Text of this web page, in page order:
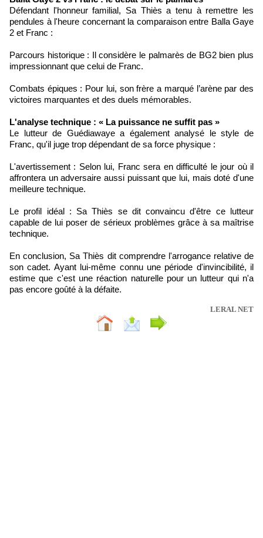
Défendant l'honneur familial, Sa Thiès a tenu à remettre les
pendules à l'heure concernant la comparaison entre Balla Gaye
2 et Franc :
Parcours historique : Il considère le palmarès de BG2 bien plus
impressionnant que celui de Franc.
Combats épiques : Pour lui, son frère a marqué l’arène par des
victoires marquantes et des duels mémorables.
L'analyse technique : « La puissance ne suffit pas »
Le lutteur de Guédiawaye a également analysé le style de
Franc, qu'il juge trop dépendant de sa force physique :
L'avertissement : Selon lui, Franc sera en difficulté le jour où il
affrontera un adversaire aussi puissant que lui, mais doté d'une
meilleure technique.
Le profil idéal : Sa Thiès se dit convaincu d'être ce lutteur
capable de lui poser de sérieux problèmes grâce à sa maîtrise
technique.
En conclusion, Sa Thiès dit comprendre l'arrogance relative de
son cadet. Ayant lui-même connu une période d'invincibilité, il
estime que c'est une réaction naturelle pour un lutteur qui n'a
pas encore goûté à la défaite.
LERAL NET